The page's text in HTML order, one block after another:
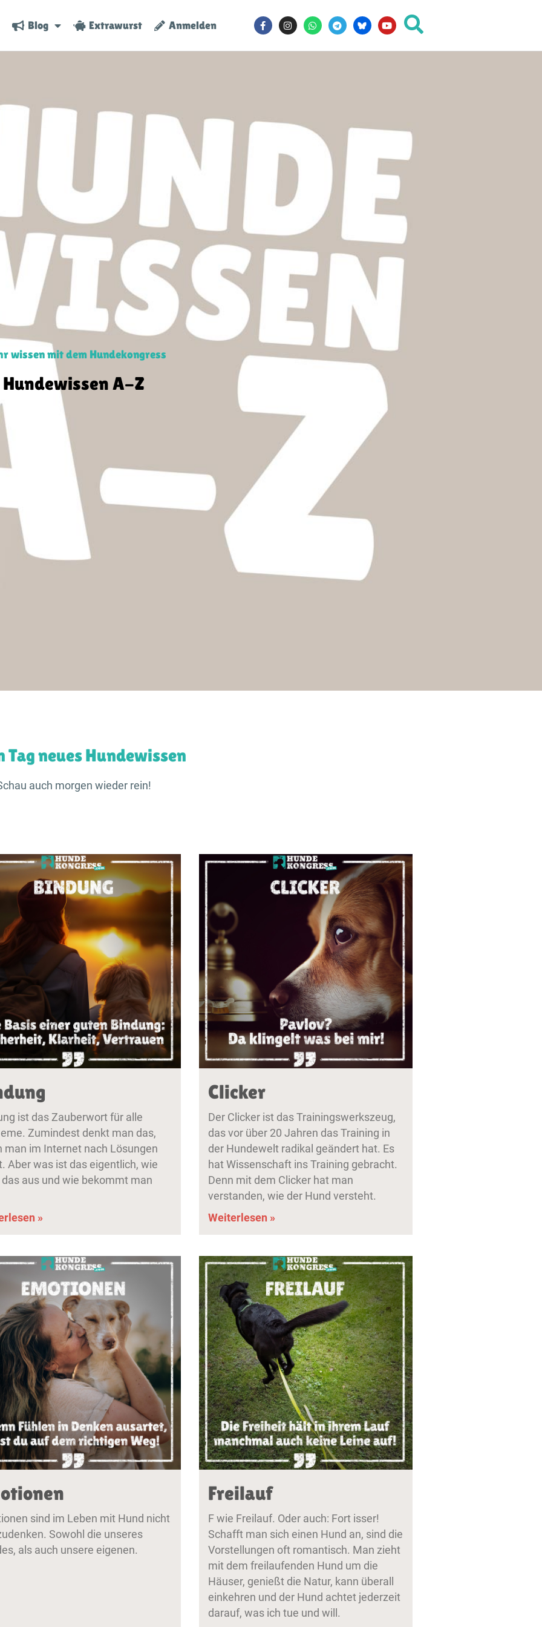
Blog Extrawurst Anmelden
wissen mit dem Hundekongress
Hundewissen A-Z
Tag neues Hundewissen
auch morgen wieder rein!
ist das Zauberwort für alle
Zumindest denkt man das,
man im Internet nach Lösungen
Aber was ist das eigentlich, wie
aus und wie bekommt man
»
Clicker
Der Clicker ist das Trainingswerkszeug,
das vor über 20 Jahren das Training in
der Hundewelt radikal geändert hat. Es
hat Wissenschaft ins Training gebracht.
Denn mit dem Clicker hat man
verstanden, wie der Hund versteht.
Weiterlesen »
sind im Leben mit Hund nicht
Sowohl die unseres
als auch unsere eigenen.
Freilauf
F wie Freilauf. Oder auch: Fort isser!
Schafft man sich einen Hund an, sind die
Vorstellungen oft romantisch. Man zieht
mit dem freilaufenden Hund um die
Häuser, genießt die Natur, kann überall
einkehren und der Hund achtet jederzeit
darauf, was ich tue und will.